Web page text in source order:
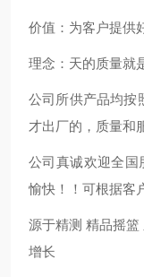
价值：为客户提供
理念：天的质量就
公司所供产品均按
才出厂的，质量和
公司真诚欢迎全国
愉快！！可根据客
源于精测 精品摇篮
增长